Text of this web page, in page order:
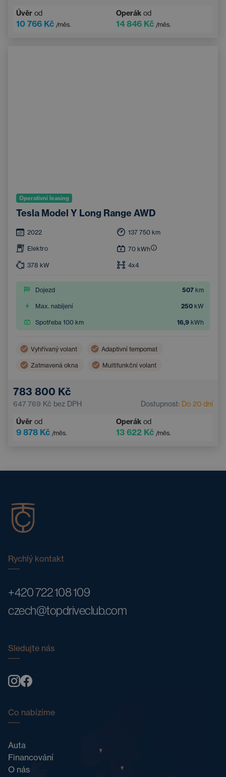
Parkovací kamera Elektricky nastavitelná sedadla
Úvěr od
10 766 Kč /měs.
Operák od
14 846 Kč /měs.
Operativní leasing
Tesla Model Y Long Range AWD
2022 137 750 km
Elektro 70 kWh
378 kW 4x4
Dojezd 507 km
Max. nabíjení 250 kW
Spotřeba 100 km 16,9 kWh
Vyhřívaný volant Adaptivní tempomat
Zatmavená okna Multifunkční volant
Elektrické ovládání kufru
783 800 Kč
647 769 Kč bez DPH Dostupnost: Do 20 dní
Úvěr od
9 878 Kč /měs.
Operák od
13 622 Kč /měs.
Rychlý kontakt
+420 722 108 109
czech@topdriveclub.com
Sledujte nás
Co nabízíme
Auta
Financování
O nás